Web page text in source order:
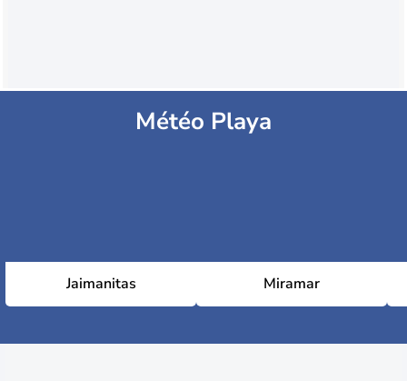
Météo Playa
Jaimanitas Miramar